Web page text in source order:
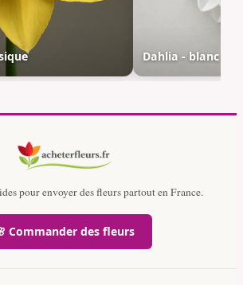
Dahlia - blanc
pour envoyer des fleurs partout en France.
Commander des fleurs